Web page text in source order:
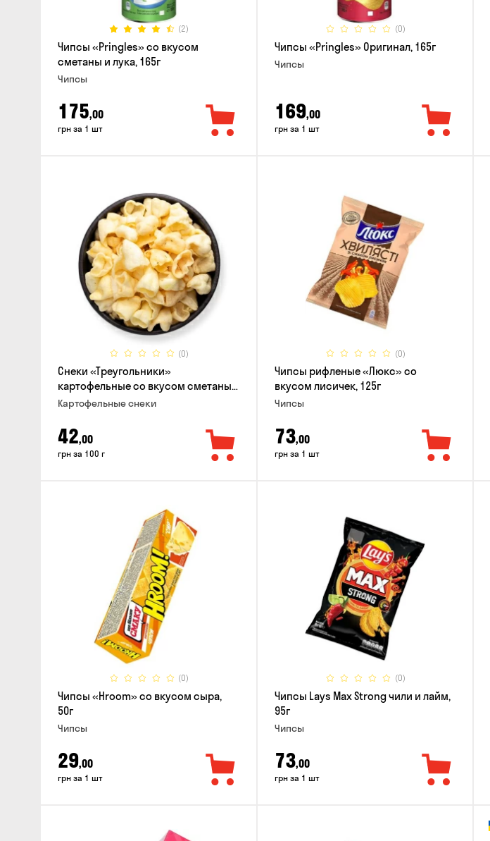
(2)
Чипсы «Pringles» со вкусом
сметаны и лука, 165г
Чипсы
175,00
грн за 1 шт
(0)
Чипсы «Pringles» Оригинал, 165г
Чипсы
169,00
грн за 1 шт
(0)
Снеки «Треугольники»
картофельные со вкусом сметаны
с луком
Картофельные снеки
42,00
грн за 100 г
(0)
Чипсы рифленые «Люкс» со
вкусом лисичек, 125г
Чипсы
73,00
грн за 1 шт
(0)
Чипсы «Hroom» со вкусом сыра,
50г
Чипсы
29,00
грн за 1 шт
(0)
Чипсы Lays Max Strong чили и лайм,
95г
Чипсы
73,00
грн за 1 шт